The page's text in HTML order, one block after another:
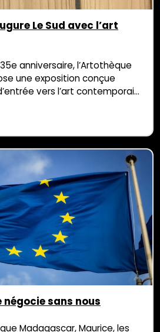
Le Sud avec l’art
anniversaire, l’Artothèque
une exposition conçue
vers l’art contemporain.
est largement utilisée, elle
appréhender et à
Autant de questions qui
à […]
négocie sans nous
que Madagascar, Maurice, les